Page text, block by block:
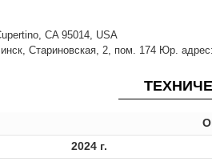
CA 95014, USA
Стариновская, 2, пом. 174 Юр.
2024 г.